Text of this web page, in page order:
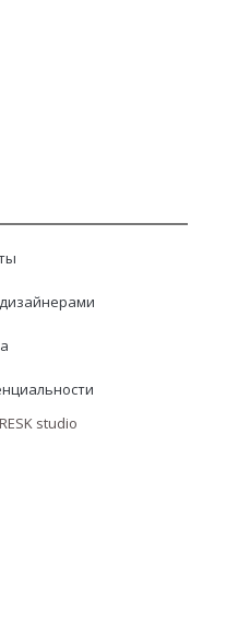
studio